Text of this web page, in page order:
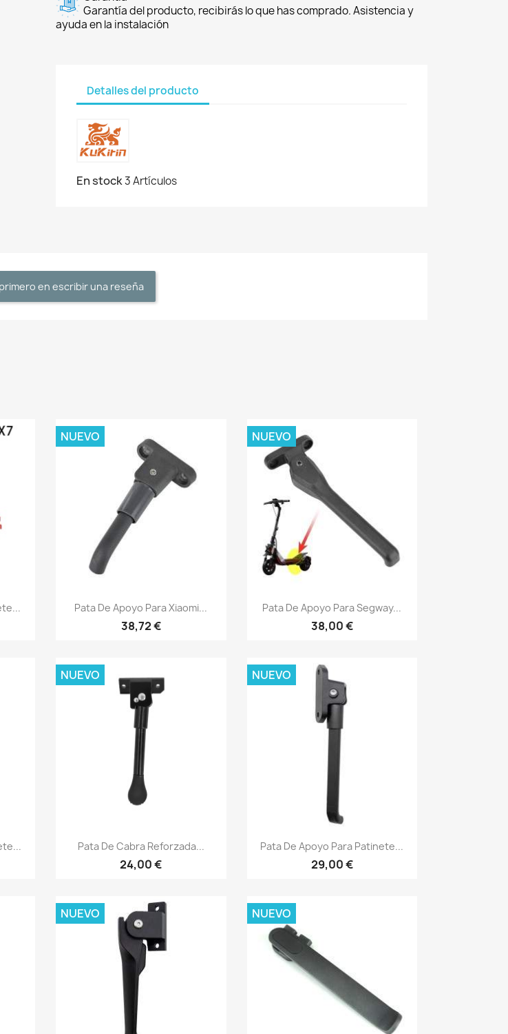
Garantía del producto, recibirás lo que has comprado. Asistencia y
ayuda en la instalación
Detalles del producto
En stock3 Artículos
en escribir una reseña
Vista rápida
Pata De Apoyo Para Xiaomi...
38,72 €
NUEVO
Vista rápida
Pata De Apoyo Para Segway...
38,00 €
NUEVO
Vista rápida
Pata De Cabra Reforzada...
24,00 €
NUEVO
Vista rápida
Pata De Apoyo Para Patinete...
29,00 €
NUEVO
NUEVO NUEVO